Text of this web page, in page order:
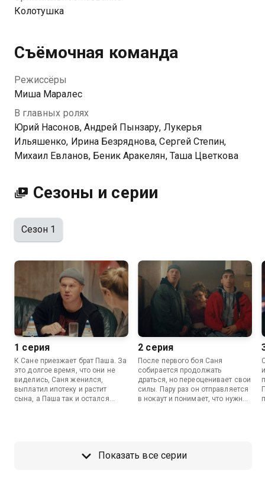
сумму автосалону. У Паши сломана рука, поэтому
Колотушка
Съёмочная команда
Режиссёры
Миша Маралес
В главных ролях
Юрий Насонов, Андрей Пынзару, Лукерья
Ильяшенко, Ирина Безряднова, Сергей Степин,
Михаил Евланов, Беник Аракелян, Таша Цветкова
Сезоны и серии
Сезон 1
1 серия
К Сане приезжает брат Паша. За
это долгое время, что они не
виделись, Саня женился,
выплатил ипотеку и растит
сына, а Паша так и остался
машин и остаются должны
2 серия
После первого боя Саня
собирается продолжать
драться, но переоценивает свои
силы. Пару раз он отправляется
в нокаут и понимает, что нужно
один только выход можно
Показать все серии